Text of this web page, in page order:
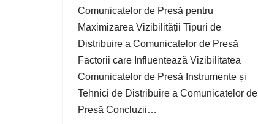
Comunicatelor de Presă pentru
Maximizarea Vizibilității Tipuri de
Distribuire a Comunicatelor de Presă
Factorii care Influentează Vizibilitatea
Comunicatelor de Presă Instrumente și
Tehnici de Distribuire a Comunicatelor de
Presă Concluzii…